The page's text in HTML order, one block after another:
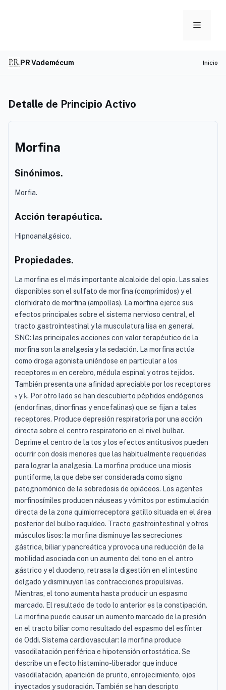
Menu
PR Vademécum Inicio
Detalle de Principio Activo
Morfina
Sinónimos.
Morfia.
Acción terapéutica.
Hipnoanalgésico.
Propiedades.
La morfina es el más importante alcaloide del opio. Las sales
disponibles son el sulfato de morfina (comprimidos) y el
clorhidrato de morfina (ampollas). La morfina ejerce sus
efectos principales sobre el sistema nervioso central, el
tracto gastrointestinal y la musculatura lisa en general.
SNC: las principales acciones con valor terapéutico de la
morfina son la analgesia y la sedación. La morfina actúa
como droga agonista uniéndose en particular a los
receptores m en cerebro, médula espinal y otros tejidos.
También presenta una afinidad apreciable por los receptores
s yk. Por otro lado se han descubierto péptidos endógenos
(endorfinas, dinorfinas y encefalinas) que se fijan a tales
receptores. Produce depresión respiratoria por una acción
directa sobre el centro respiratorio en el nivel bulbar.
Deprime el centro de la tos y los efectos antitusivos pueden
ocurrir con dosis menores que las habitualmente requeridas
para lograr la analgesia. La morfina produce una miosis
puntiforme, la que debe ser considerada como signo
patognomónico de la sobredosis de opiáceos. Los agentes
morfinosímiles producen náuseas y vómitos por estimulación
directa de la zona quimiorreceptora gatillo situada en el área
posterior del bulbo raquídeo. Tracto gastrointestinal y otros
músculos lisos: la morfina disminuye las secreciones
gástrica, biliar y pancreática y provoca una reducción de la
motilidad asociada con un aumento del tono en el antro
gástrico y el duodeno, retrasa la digestión en el intestino
delgado y disminuyen las contracciones propulsivas.
Mientras, el tono aumenta hasta producir un espasmo
marcado. El resultado de todo lo anterior es la constipación.
La morfina puede causar un aumento marcado de la presión
en el tracto biliar como resultado del espasmo del esfínter
de Oddi. Sistema cardiovascular: la morfina produce
vasodilatación periférica e hipotensión ortostática. Se
describe un efecto histamino-liberador que induce
vasodilatación, aparición de prurito, enrojecimiento, ojos
inyectados y sudoración. También se han descripto